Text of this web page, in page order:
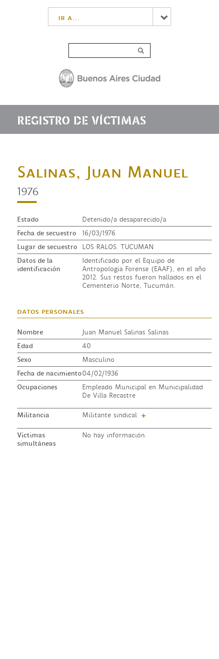
ir a...
REGISTRO DE VÍCTIMAS
Salinas, Juan Manuel
1976
Estado
Detenido/a desaparecido/a
Fecha de secuestro
16/03/1976
Lugar de secuestro
LOS RALOS. TUCUMAN
Datos de la
identificación
Identificado por el Equipo de
Antropología Forense (EAAF), en el año
2012. Sus restos fueron hallados en el
Cementerio Norte, Tucumán.
datos personales
Nombre
Juan Manuel Salinas Salinas
Edad
40
Sexo
Masculino
Fecha de nacimiento04/02/1936
Ocupaciones
Empleado Municipal en Municipalidad
De Villa Recastre
Militancia Militante sindical +
Víctimas
simultáneas
No hay información.